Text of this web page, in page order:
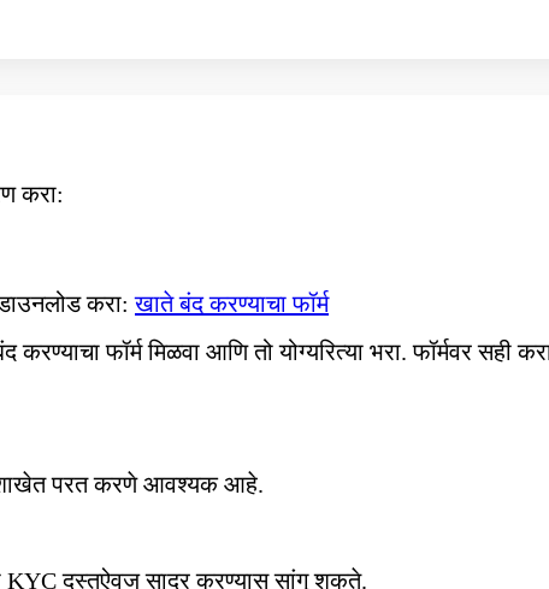
करा:
करा:खाते बंद करण्याचा फॉर्म
फॉर्म मिळवा आणि तो योग्यरित्या भरा. फॉर्मवर सही
शाखेत परत करणे आवश्यक आहे.
KYC दस्तऐवज सादर करण्यास सांगू शकते.